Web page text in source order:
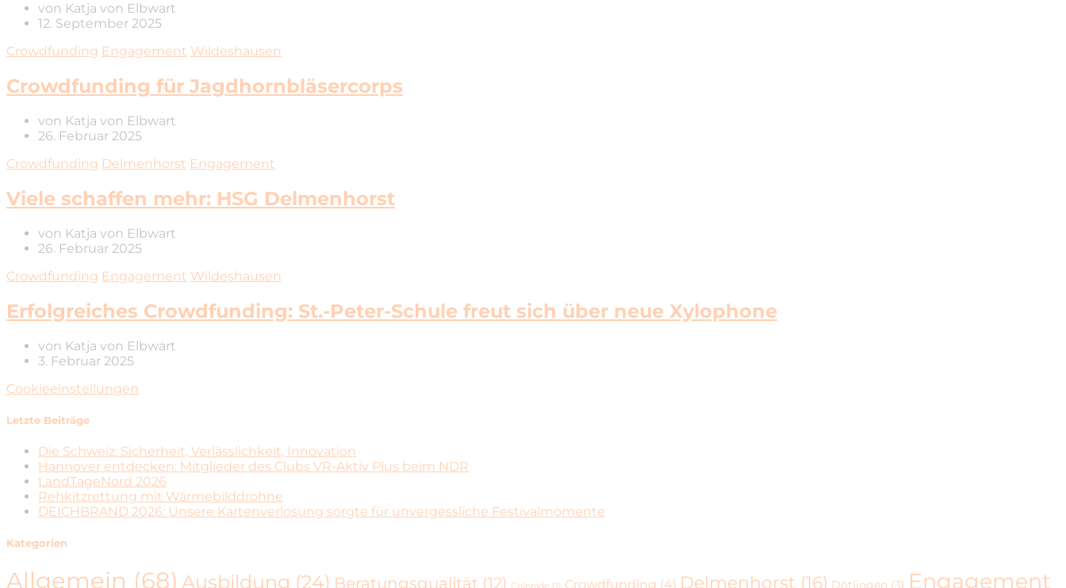
von Katja von Elbwart
12. September 2025
Crowdfunding Engagement Wildeshausen
Crowdfunding für Jagdhornbläsercorps
von Katja von Elbwart
26. Februar 2025
Crowdfunding Delmenhorst Engagement
Viele schaffen mehr: HSG Delmenhorst
von Katja von Elbwart
26. Februar 2025
Crowdfunding Engagement Wildeshausen
Erfolgreiches Crowdfunding: St.-Peter-Schule freut sich über neue Xylophone
von Katja von Elbwart
3. Februar 2025
Cookieeinstellungen
Letzte Beiträge
Die Schweiz: Sicherheit, Verlässlichkeit, Innovation
Hannover entdecken: Mitglieder des Clubs VR-Aktiv Plus beim NDR
LandTageNord 2026
Rehkitzrettung mit Wärmebilddrohne
DEICHBRAND 2026: Unsere Kartenverlosung sorgte für unvergessliche Festivalmomente
Kategorien
Allgemein (68) Ausbildung (24) Beratungsqualität (12) Crowdfunding (4) Delmenhorst (16) Dötlingen (3) Engagement